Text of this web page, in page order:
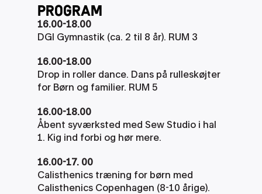
PRogram
16.00-18.00
DGI Gymnastik (ca. 2 til 8 år). RUM 3
16.00-18.00
Drop in roller dance. Dans på rulleskøjter
for Børn og familier. RUM 5
16.00-18.00
Åbent syværksted med Sew Studio i hal
1. Kig ind forbi og hør mere.
16.00-17. 00
Calisthenics træning for børn med
Calisthenics Copenhagen (8-10 årige).